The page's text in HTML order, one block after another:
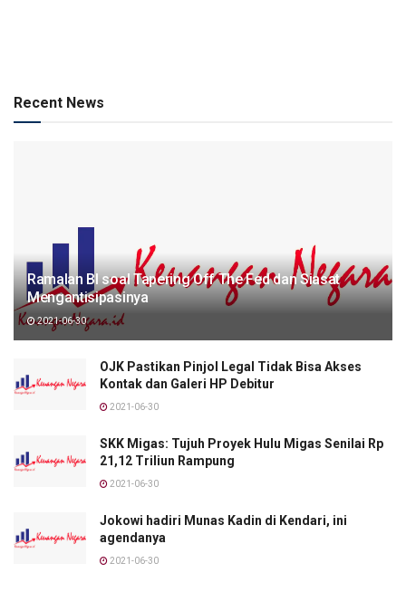
Recent News
Ramalan BI soal Tapering Off The Fed dan Siasat
Mengantisipasinya
2021-06-30
OJK Pastikan Pinjol Legal Tidak Bisa Akses
Kontak dan Galeri HP Debitur
2021-06-30
SKK Migas: Tujuh Proyek Hulu Migas Senilai Rp
21,12 Triliun Rampung
2021-06-30
Jokowi hadiri Munas Kadin di Kendari, ini
agendanya
2021-06-30